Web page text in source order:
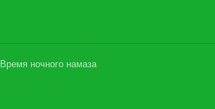
Время ночного намаза